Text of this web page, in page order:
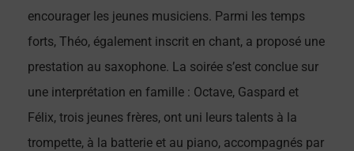
encourager les jeunes musiciens. Parmi les temps
forts, Théo, également inscrit en chant, a proposé une
prestation au saxophone. La soirée s’est conclue sur
une interprétation en famille : Octave, Gaspard et
Félix, trois jeunes frères, ont uni leurs talents à la
trompette, à la batterie et au piano, accompagnés par